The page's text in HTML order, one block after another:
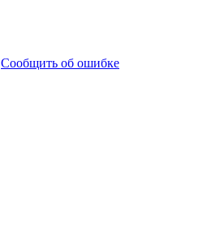
Сообщить об ошибке